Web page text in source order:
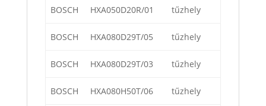
BOSCH HXA050D20R/01 tűzhely
BOSCH HXA080D29T/05 tűzhely
BOSCH HXA080D29T/03 tűzhely
BOSCH HXA080H50T/06 tűzhely